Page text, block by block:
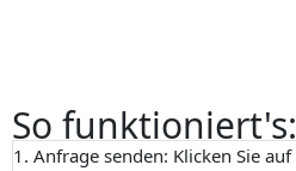
So funktioniert's:
1. Anfrage senden: Klicken Sie auf